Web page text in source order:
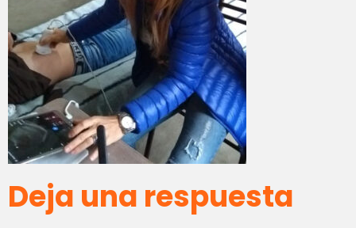
Deja una respuesta